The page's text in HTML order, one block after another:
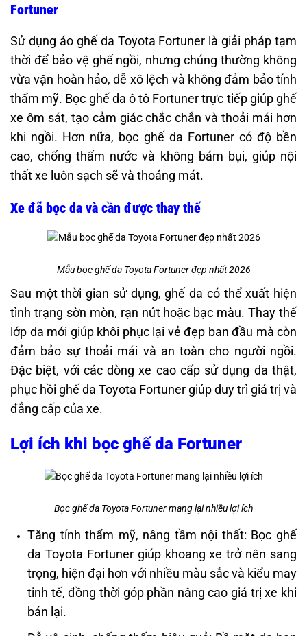
Fortuner
Sử dụng áo ghế da Toyota Fortuner là giải pháp tạm
thời để bảo vệ ghế ngồi, nhưng chúng thường không
vừa vặn hoàn hảo, dễ xô lệch và không đảm bảo tính
thẩm mỹ. Bọc ghế da ô tô Fortuner trực tiếp giúp ghế
xe ôm sát, tạo cảm giác chắc chắn và thoải mái hơn
khi ngồi. Hơn nữa, bọc ghế da Fortuner có độ bền
cao, chống thấm nước và không bám bụi, giúp nội
thất xe luôn sạch sẽ và thoáng mát.
Xe đã bọc da và cần được thay thế
Mẫu bọc ghế da Toyota Fortuner đẹp nhất 2026
Sau một thời gian sử dụng, ghế da có thể xuất hiện
tình trạng sờn mòn, rạn nứt hoặc bạc màu. Thay thế
lớp da mới giúp khôi phục lại vẻ đẹp ban đầu mà còn
đảm bảo sự thoải mái và an toàn cho người ngồi.
Đặc biệt, với các dòng xe cao cấp sử dụng da thật,
phục hồi ghế da Toyota Fortuner giúp duy trì giá trị và
đẳng cấp của xe.
Lợi ích khi bọc ghế da Fortuner
Bọc ghế da Toyota Fortuner mang lại nhiều lợi ích
Tăng tính thẩm mỹ, nâng tầm nội thất: Bọc ghế
da Toyota Fortuner giúp khoang xe trở nên sang
trọng, hiện đại hơn với nhiều màu sắc và kiểu may
tinh tế, đồng thời góp phần nâng cao giá trị xe khi
bán lại.